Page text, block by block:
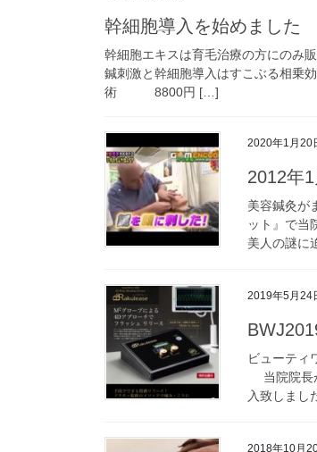
幹細胞導入を始めました
幹細胞エキスは育毛治療の方にのみ
鍼刺激と幹細胞導入はすこぶる相乗
術 8800円 […]
2020年1月20
2012年
美容鍼灸が
ット』で当
美人の謎に
2019年5月24
ビューティ
当院院長
入致しま
2018年10月